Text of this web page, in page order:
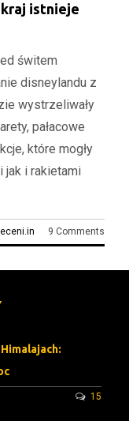
istnieje
świtem
disneylandu z
wystrzeliwały
pałacowe
które mogły
jak i rakietami
9 Comments
15